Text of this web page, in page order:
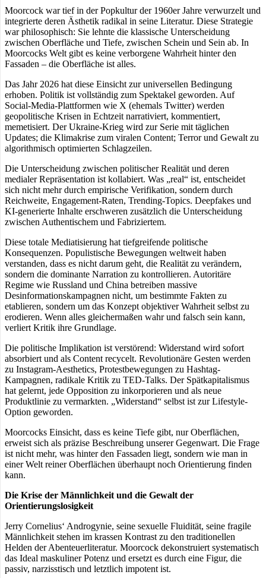
Moorcock war tief in der Popkultur der 1960er Jahre verwurzelt und
integrierte deren Ästhetik radikal in seine Literatur. Diese Strategie
war philosophisch: Sie lehnte die klassische Unterscheidung
zwischen Oberfläche und Tiefe, zwischen Schein und Sein ab. In
Moorcocks Welt gibt es keine verborgene Wahrheit hinter den
Fassaden – die Oberfläche ist alles.
Das Jahr 2026 hat diese Einsicht zur universellen Bedingung
erhoben. Politik ist vollständig zum Spektakel geworden. Auf
Social-Media-Plattformen wie X (ehemals Twitter) werden
geopolitische Krisen in Echtzeit narrativiert, kommentiert,
memetisiert. Der Ukraine-Krieg wird zur Serie mit täglichen
Updates; die Klimakrise zum viralen Content; Terror und Gewalt zu
algorithmisch optimierten Schlagzeilen.
Die Unterscheidung zwischen politischer Realität und deren
medialer Repräsentation ist kollabiert. Was „real“ ist, entscheidet
sich nicht mehr durch empirische Verifikation, sondern durch
Reichweite, Engagement-Raten, Trending-Topics. Deepfakes und
KI-generierte Inhalte erschweren zusätzlich die Unterscheidung
zwischen Authentischem und Fabriziertem.
Diese totale Mediatisierung hat tiefgreifende politische
Konsequenzen. Populistische Bewegungen weltweit haben
verstanden, dass es nicht darum geht, die Realität zu verändern,
sondern die dominante Narration zu kontrollieren. Autoritäre
Regime wie Russland und China betreiben massive
Desinformationskampagnen nicht, um bestimmte Fakten zu
etablieren, sondern um das Konzept objektiver Wahrheit selbst zu
erodieren. Wenn alles gleichermaßen wahr und falsch sein kann,
verliert Kritik ihre Grundlage.
Die politische Implikation ist verstörend: Widerstand wird sofort
absorbiert und als Content recycelt. Revolutionäre Gesten werden
zu Instagram-Aesthetics, Protestbewegungen zu Hashtag-
Kampagnen, radikale Kritik zu TED-Talks. Der Spätkapitalismus
hat gelernt, jede Opposition zu inkorporieren und als neue
Produktlinie zu vermarkten. „Widerstand“ selbst ist zur Lifestyle-
Option geworden.
Moorcocks Einsicht, dass es keine Tiefe gibt, nur Oberflächen,
erweist sich als präzise Beschreibung unserer Gegenwart. Die Frage
ist nicht mehr, was hinter den Fassaden liegt, sondern wie man in
einer Welt reiner Oberflächen überhaupt noch Orientierung finden
kann.
Die Krise der Männlichkeit und die Gewalt der
Orientierungslosigkeit
Jerry Cornelius‘ Androgynie, seine sexuelle Fluidität, seine fragile
Männlichkeit stehen im krassen Kontrast zu den traditionellen
Helden der Abenteuerliteratur. Moorcock dekonstruiert systematisch
das Ideal maskuliner Potenz und ersetzt es durch eine Figur, die
passiv, narzisstisch und letztlich impotent ist.